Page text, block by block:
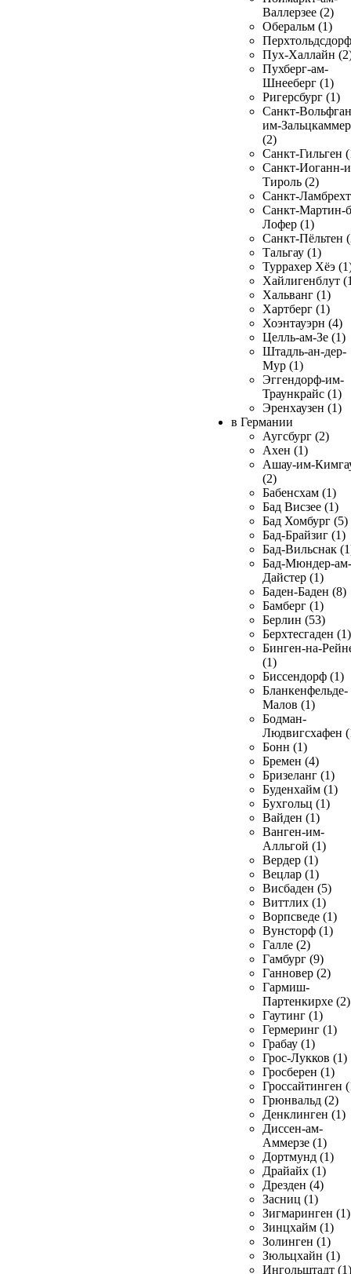
Валлерзее (2)
Оберальм (1)
Пух-Халлайн
Пухберг-ам-
Шнееберг (1)
Ригерсбург (1)
Санкт-
им-
(2)
Санкт-Гильген
Санкт-Иоганн-
Тироль (2)
Санкт-
Санкт-Мартин-
Лофер (1)
Санкт-Пёльтен
Тальгау (1)
Туррахер Хёэ
Хайлигенблут
Хальванг (1)
Хартберг (1)
Хоэнтауэрн (4)
Целль-ам-Зе (1)
Штадль-ан-дер-
Мур (1)
Эггендорф-им-
Траункрайс (1)
Эренхаузен (1)
в Германии
Аугсбург (2)
Ахен (1)
Ашау-им-
(2)
Бабенсхам (1)
Бад Висзее (1)
Бад Хомбург (5)
Бад-Брайзиг (1)
Бад-Вильснак
Бад-Мюндер-ам-
Дайстер (1)
Баден-Баден (8)
Бамберг (1)
Берлин (53)
Берхтесгаден (1)
Бинген-на-
(1)
Биссендорф (1)
Бланкенфельде-
Малов (1)
Бодман-
Людвигсхафен
Бонн (1)
Бремен (4)
Бризеланг (1)
Буденхайм (1)
Бухгольц (1)
Вайден (1)
Ванген-им-
Алльгой (1)
Вердер (1)
Вецлар (1)
Висбаден (5)
Виттлих (1)
Ворпсведе (1)
Вунсторф (1)
Галле (2)
Гамбург (9)
Ганновер (2)
Гармиш-
Партенкирхе (2)
Гаутинг (1)
Гермеринг (1)
Грабау (1)
Грос-Лукков (1)
Гросберен (1)
Гроссайтинген
Грюнвальд (2)
Денклинген (1)
Диссен-ам-
Аммерзе (1)
Дортмунд (1)
Драйайх (1)
Дрезден (4)
Засниц (1)
Зигмаринген (1)
Зинцхайм (1)
Золинген (1)
Зюльцхайн (1)
Ингольштадт (1)